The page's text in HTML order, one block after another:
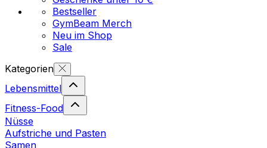
Bestseller
GymBeam Merch
Neu im Shop
Sale
Kategorien
Lebensmittel
Fitness-Food
Nüsse
Aufstriche und Pasten
Samen